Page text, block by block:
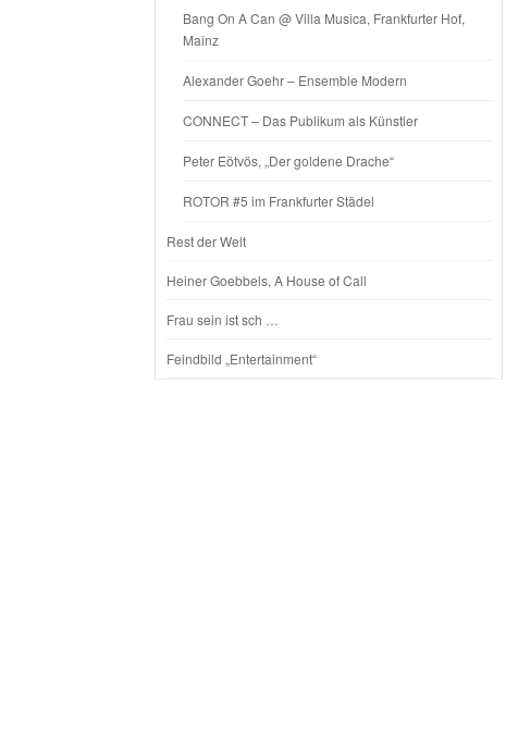
Bang On A Can @ Villa Musica, Frankfurter Hof,
Mainz
Alexander Goehr – Ensemble Modern
CONNECT – Das Publikum als Künstler
Peter Eötvös, „Der goldene Drache“
ROTOR #5 im Frankfurter Städel
Rest der Welt
Heiner Goebbels, A House of Call
Frau sein ist sch …
Feindbild „Entertainment“